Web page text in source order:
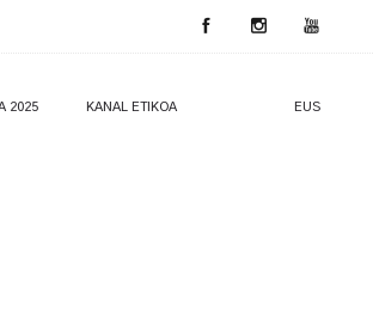
EUS
2025 KANAL ETIKOA